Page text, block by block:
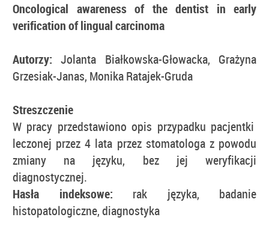
Oncological awareness of the dentist in early
verification of lingual carcinoma
Autorzy: Jolanta Białkowska-Głowacka, Grażyna
Grzesiak-Janas, Monika Ratajek-Gruda
Streszczenie
W pracy przedstawiono opis przypadku pacjentki
leczonej przez 4 lata przez stomatologa z powodu
zmiany na języku, bez jej weryfikacji
diagnostycznej.
Hasła indeksowe: rak języka, badanie
histopatologiczne, diagnostyka